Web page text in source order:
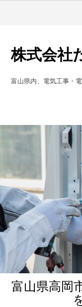
株式会社
富山県内、電気工事・
富山県高岡